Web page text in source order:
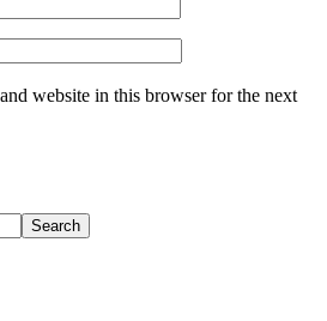
website in this browser for the next
Search